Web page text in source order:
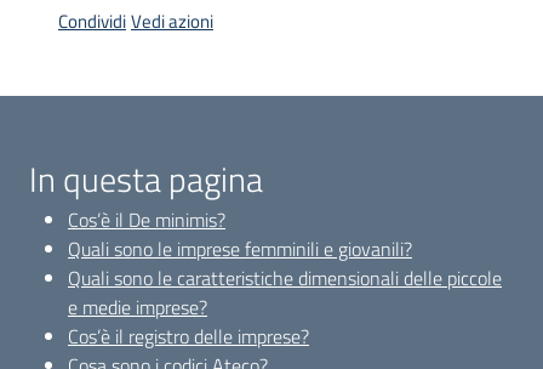
Programmi
Opportunità
Progetti
attività
CondividiVedi azioni
In questa pagina
Cos’è il De minimis?
Quali sono le imprese femminili e giovanili?
Quali sono le caratteristiche dimensionali delle piccole
e medie imprese?
Cos’è il registro delle imprese?